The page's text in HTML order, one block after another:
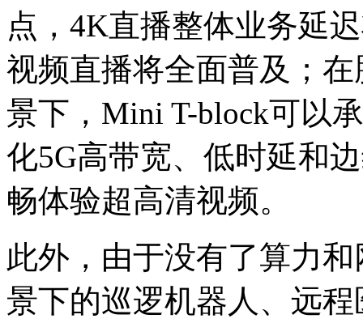
点，4K直播整体业务延
视频直播将全面普及；
景下，Mini T-block可以
化5G高带宽、低时延和
畅体验超高清视频。
此外，由于没有了算力
景下的巡逻机器人、远